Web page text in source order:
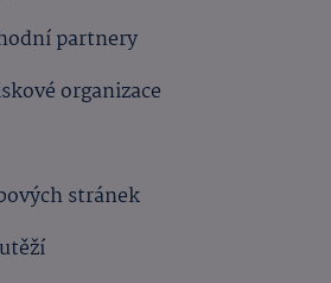
partnery
organizace
stránek